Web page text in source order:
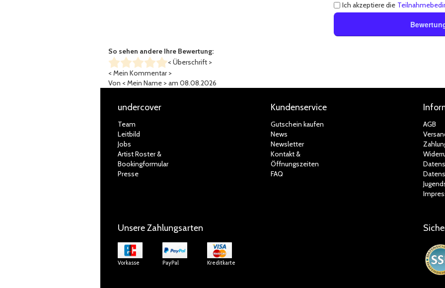
Ich akzeptiere die
So sehen andere Ihre Bewertung:
< Überschrift >
< Mein Kommentar >
Von < Mein Name > am 08.08.2026
undercover
Team
Leitbild
Jobs
Artist Roster &
Bookingformular
Presse
Kundenservice
Gutschein kaufen
News
Newsletter
Kontakt &
Öffnungszeiten
FAQ
AGB
Unsere Zahlungsarten
Vorkasse PayPal Kreditkarte